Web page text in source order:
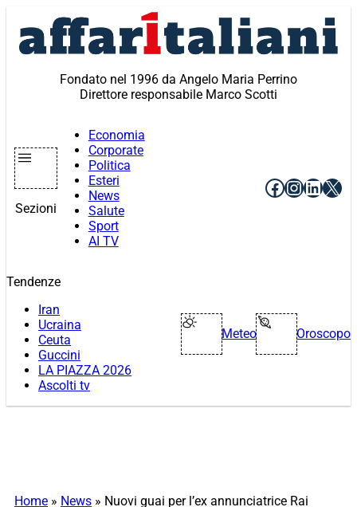
contenuto
Fondato nel 1996 da Angelo Maria Perrino
Direttore responsabile Marco Scotti
Sezioni
Economia
Corporate
Politica
Esteri
News
Salute
Sport
AI TV
Facebook
X
Tendenze
Iran
Ucraina
Ceuta
Guccini
LA PIAZZA 2026
Ascolti tv
Meteo Oroscopo
Home » News » Nuovi guai per l’ex annunciatrice Rai